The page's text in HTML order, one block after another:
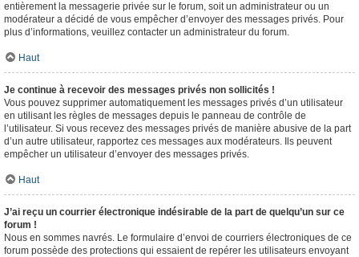
entièrement la messagerie privée sur le forum, soit un administrateur ou un
modérateur a décidé de vous empêcher d’envoyer des messages privés. Pour
plus d’informations, veuillez contacter un administrateur du forum.
Haut
Je continue à recevoir des messages privés non sollicités !
Vous pouvez supprimer automatiquement les messages privés d’un utilisateur
en utilisant les règles de messages depuis le panneau de contrôle de
l’utilisateur. Si vous recevez des messages privés de manière abusive de la part
d’un autre utilisateur, rapportez ces messages aux modérateurs. Ils peuvent
empêcher un utilisateur d’envoyer des messages privés.
Haut
J’ai reçu un courrier électronique indésirable de la part de quelqu’un sur ce
forum !
Nous en sommes navrés. Le formulaire d’envoi de courriers électroniques de ce
forum possède des protections qui essaient de repérer les utilisateurs envoyant